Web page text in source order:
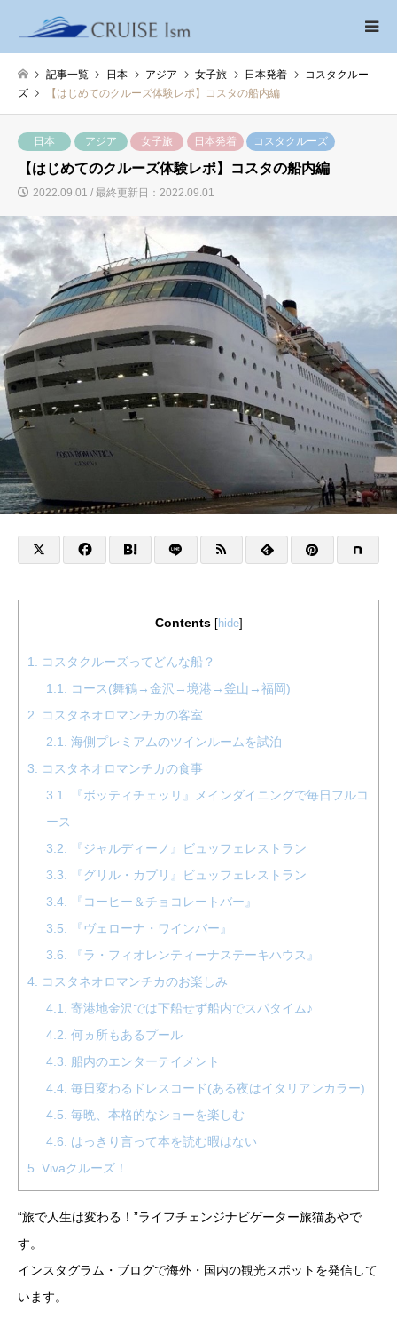
記事一覧 日本 アジア 女子旅 日本発着
コスタクルー
ズ
【はじめてのクルーズ体験レポ】コスタの船内編
日本 アジア 女子旅 日本発着 コスタクルーズ
【はじめてのクルーズ体験レポ】コスタの船内編
2022.09.01 / 最終更新日：2022.09.01
Contents hide]
1. コスタクルーズってどんな船？
1.1. コース(舞鶴→金沢→境港→釜山→福岡)
2. コスタネオロマンチカの客室
2.1. 海側プレミアムのツインルームを試泊
3. コスタネオロマンチカの食事
3.1. 『ボッティチェッリ』メインダイニングで毎日フルコ
ース
3.2. 『ジャルディーノ』ビュッフェレストラン
3.3. 『グリル・カプリ』ビュッフェレストラン
3.4. 『コーヒー＆チョコレートバー』
3.5. 『ヴェローナ・ワインバー』
3.6. 『ラ・フィオレンティーナステーキハウス』
4. コスタネオロマンチカのお楽しみ
4.1. 寄港地金沢では下船せず船内でスパタイム♪
4.2. 何ヵ所もあるプール
4.3. 船内のエンターテイメント
4.4. 毎日変わるドレスコード(ある夜はイタリアンカラー)
4.5. 毎晩、本格的なショーを楽しむ
4.6. はっきり言って本を読む暇はない
5. Vivaクルーズ！
“旅で人生は変わる！”ライフチェンジナビゲーター旅猫あやで
す。
インスタグラム・ブログで海外・国内の観光スポットを発信して
います。